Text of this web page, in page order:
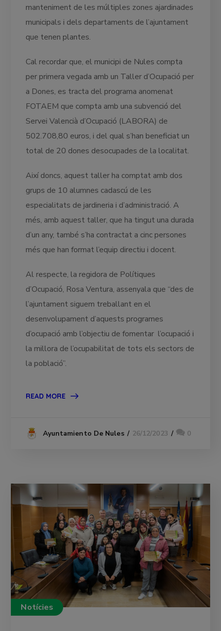
manteniment de les múltiples zones ajardinades
municipals i dels departaments de l’ajuntament
que tenen plantes.
Cal recordar que, el municipi de Nules compta
per primera vegada amb un Taller d’Ocupació per
a Dones, es tracta del programa anomenat
FOTAEM que compta amb una subvenció del
Servei Valencià d’Ocupació (LABORA) de
502.708,80 euros, i del qual s’han beneficiat un
total de 20 dones desocupades de la localitat.
Així doncs, aquest taller ha comptat amb dos
grups de 10 alumnes cadascú de les
especialitats de jardineria i d’administració. A
més, amb aquest taller, que ha tingut una durada
d’un any, també s’ha contractat a cinc persones
més que han format l’equip directiu i docent.
Al respecte, la regidora de Polítiques
d’Ocupació, Rosa Ventura, assenyala que “des de
l’ajuntament siguem treballant en el
desenvolupament d’aquests programes
d’ocupació amb l’objectiu de fomentar l’ocupació i
la millora de l’ocupabilitat de tots els sectors de
la població”.
READ MORE
Ayuntamiento De Nules 26/12/2023 0
Notícies